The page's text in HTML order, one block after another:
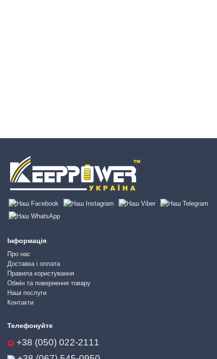
Інформація
Про нас
Доставка і оплата
Правила користування
Обмін та повернення товару
Наші послуги
Контакти
Телефонуйте
+38 (050) 022-2111